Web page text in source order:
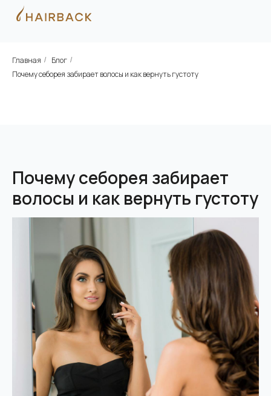
Главная / Блог /
Почему себорея забирает волосы и как вернуть густоту
Почему себорея забирает
волосы и как вернуть густоту